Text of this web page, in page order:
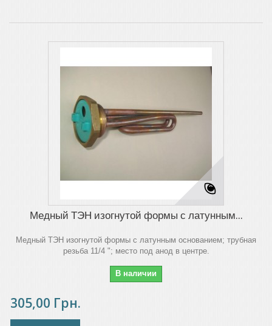
Медный ТЭН изогнутой формы с латунным...
Медный ТЭН изогнутой формы с латунным основанием; трубная
резьба 11/4 "; место под анод в центре.
В наличии
305,00 Грн.